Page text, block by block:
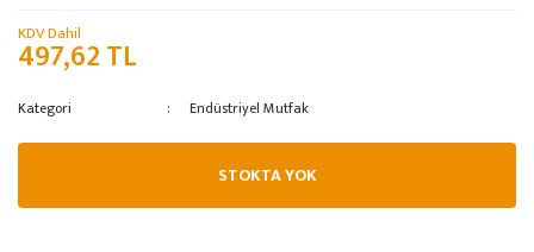
KDV Dahil
497,62 TL
Kategori Endüstriyel Mutfak
STOKTA YOK